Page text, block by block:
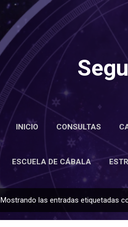
INICIO CONSULTAS
ENCICLOPEDIA
ESCUELA DE CÁBALA
Mostrando las entradas etiquetadas